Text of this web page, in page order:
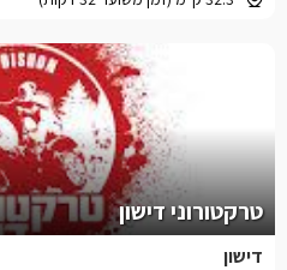
טרקטורוני דישון
דישון